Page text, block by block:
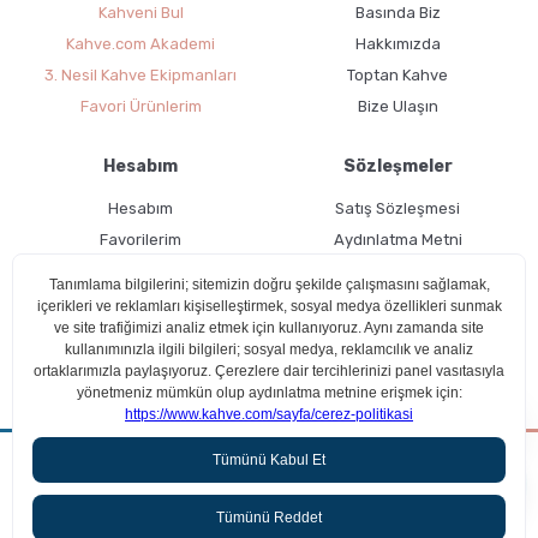
Kahveni Bul
Kahve.com Akademi
3. Nesil Kahve Ekipmanları
Favori Ürünlerim
Basında Biz
Hakkımızda
Toptan Kahve
Bize Ulaşın
Hesabım
Hesabım
Favorilerim
Ücretsiz Üyelik
Sözleşmeler
Satış Sözleşmesi
Aydınlatma Metni
Kullanım Koşulları
Çerez Politikası
Aradığın kahveyi beraber bulalım!